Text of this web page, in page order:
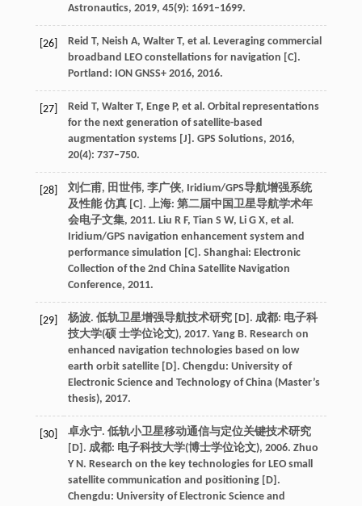
Astronautics, 2019, 45(9): 1691–1699.
[26]
Reid T, Neish A, Walter T, et al. Leveraging commercial
broadband LEO constellations for navigation [C].
Portland: ION GNSS+ 2016, 2016.
[27]
Reid T, Walter T, Enge P, et al. Orbital representations
for the next generation of satellite-based
augmentation systems [J]. GPS Solutions, 2016,
20(4): 737–750.
[28]
刘仁甫, 田世伟, 李广侠, Iridium/GPS导航增强系统
及性能 仿真 [C]. 上海: 第二届中国卫星导航学术年
会电子文集, 2011. Liu R F, Tian S W, Li G X, et al.
Iridium/GPS navigation enhancement system and
performance simulation [C]. Shanghai: Electronic
Collection of the 2nd China Satellite Navigation
Conference, 2011.
[29]
杨波. 低轨卫星增强导航技术研究 [D]. 成都: 电子科
技大学(硕 士学位论文), 2017. Yang B. Research on
enhanced navigation technologies based on low
earth orbit satellite [D]. Chengdu: University of
Electronic Science and Technology of China (Master’s
thesis), 2017.
[30]
卓永宁. 低轨小卫星移动通信与定位关键技术研究
[D]. 成都: 电子科技大学(博士学位论文), 2006. Zhuo
Y N. Research on the key technologies for LEO small
satellite communication and positioning [D].
Chengdu: University of Electronic Science and